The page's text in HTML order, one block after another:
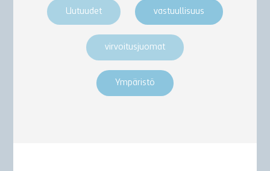
Uutuudet vastuullisuus
virvoitusjuomat
Ympäristö